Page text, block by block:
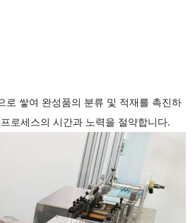
로 쌓여 완성품의 분류 및 적재를 촉진하
로세스의 시간과 노력을 절약합니다.